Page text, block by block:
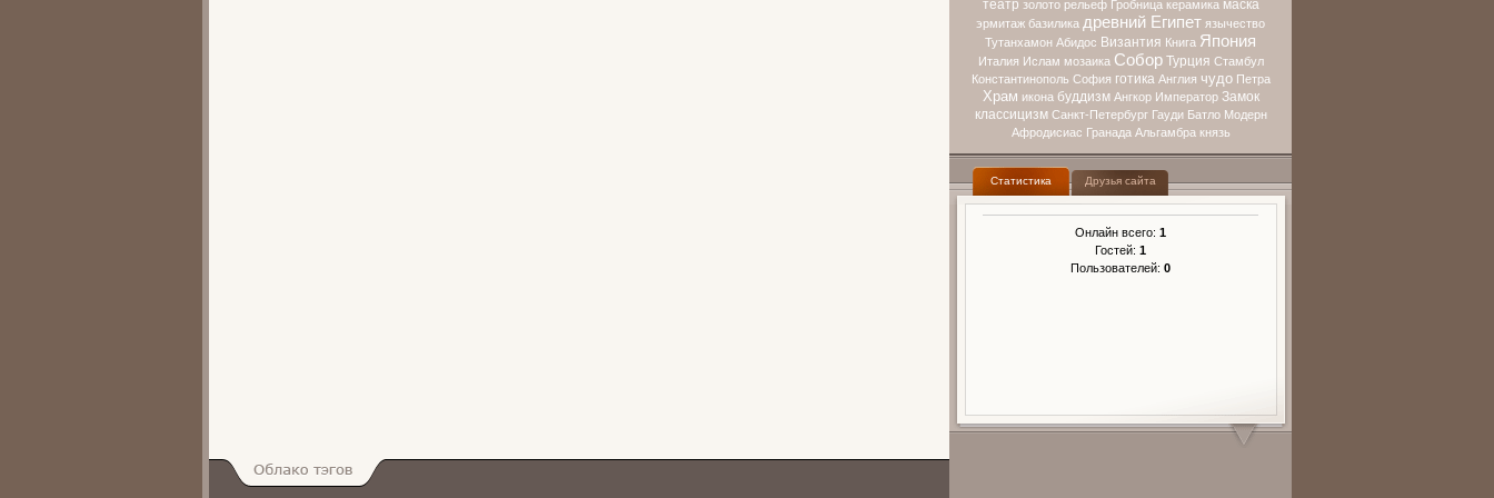
театр золото рельеф Гробница керамика маска
эрмитаж базилика древний Египет язычество
Тутанхамон Абидос Византия Книга Япония
Италия Ислам мозаика Собор Турция Стамбул
Константинополь София готика Англия чудо Петра
Храм икона буддизм Ангкор Император Замок
классицизм Санкт-Петербург Гауди Батло Модерн
Афродисиас Гранада Альгамбра князь
Статистика Друзья сайта
Онлайн всего: 1
Гостей: 1
Пользователей: 0